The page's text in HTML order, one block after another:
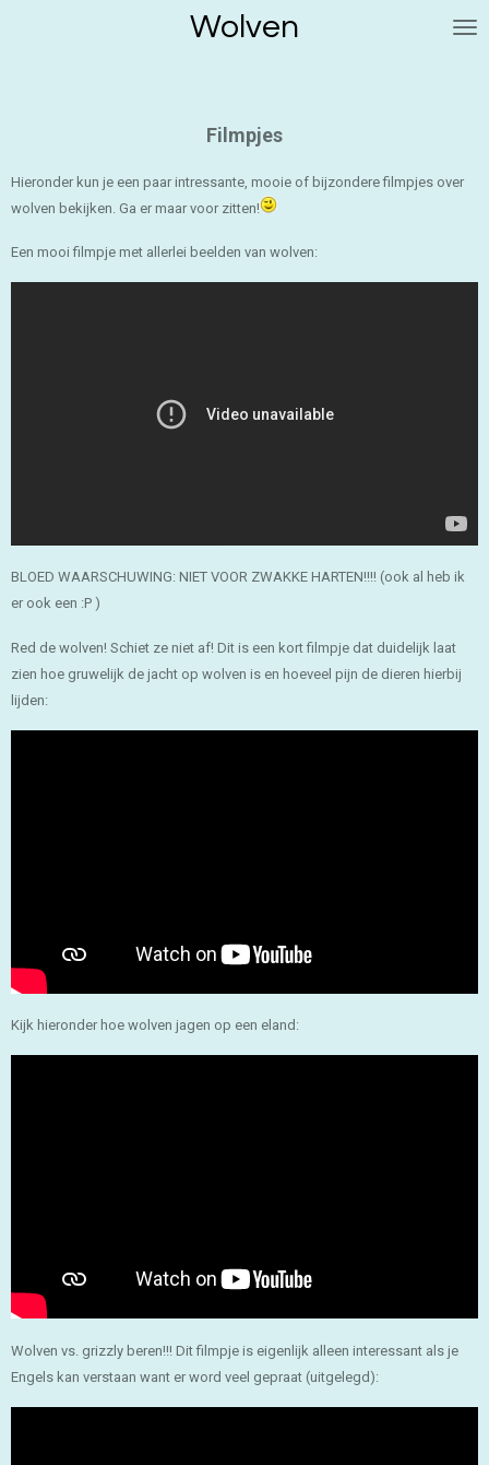
Wolven
Filmpjes
Hieronder kun je een paar intressante, mooie of bijzondere filmpjes over
wolven bekijken. Ga er maar voor zitten!
Een mooi filmpje met allerlei beelden van wolven:
BLOED WAARSCHUWING: NIET VOOR ZWAKKE HARTEN!!!! (ook al heb ik
er ook een :P )
Red de wolven! Schiet ze niet af! Dit is een kort filmpje dat duidelijk laat
zien hoe gruwelijk de jacht op wolven is en hoeveel pijn de dieren hierbij
lijden:
Kijk hieronder hoe wolven jagen op een eland:
Wolven vs. grizzly beren!!! Dit filmpje is eigenlijk alleen interessant als je
Engels kan verstaan want er word veel gepraat (uitgelegd):